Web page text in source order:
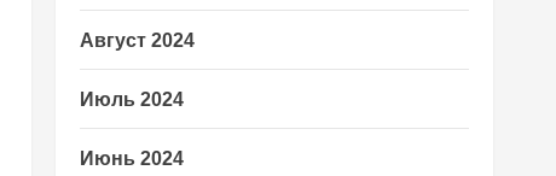
Август 2024
Июль 2024
Июнь 2024